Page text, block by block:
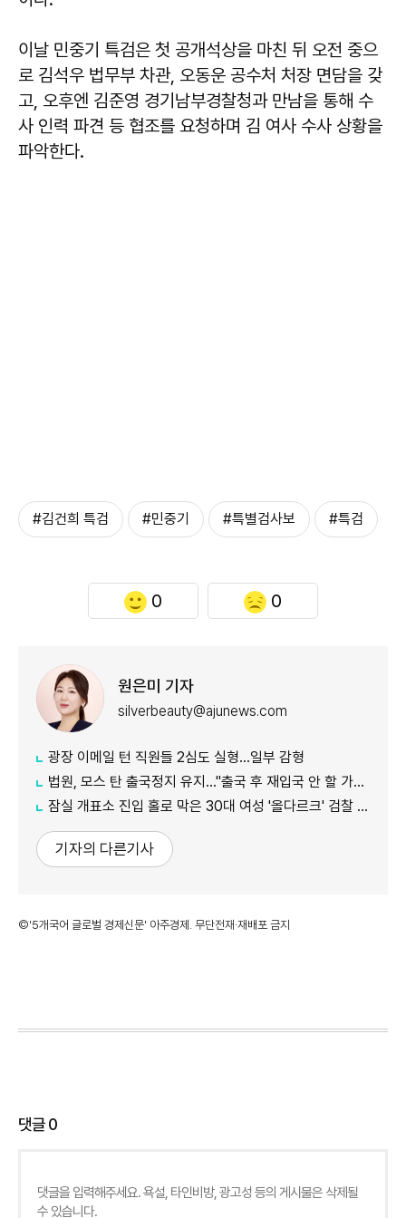
이날 민중기 특검은 첫 공개석상을 마친 뒤 오전 중으
로 김석우 법무부 차관, 오동운 공수처 처장 면담을 갖
고, 오후엔 김준영 경기남부경찰청과 만남을 통해 수
사 인력 파견 등 협조를 요청하며 김 여사 수사 상황을
파악한다.
#김건희 특검 #민중기 #특별검사보 #특검
0 0
원은미 기자
silverbeauty@ajunews.com
광장 이메일 턴 직원들 2심도 실형…일부 감형
법원, 모스 탄 출국정지 유지…"출국 후 재입국 안 할 가능성"
잠실 개표소 진입 홀로 막은 30대 여성 '올다르크' 검찰 송치
기자의 다른기사
©'5개국어 글로벌 경제신문' 아주경제. 무단전재·재배포 금지
댓글0